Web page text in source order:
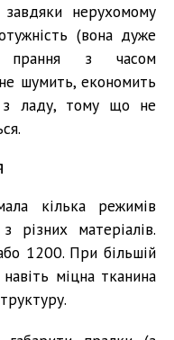
нерухомому
(вона дуже
прання з часом
шумить, економить
з ладу, тому що не
кілька режимів
матеріалів.
1200. При більшій
міцна тканина